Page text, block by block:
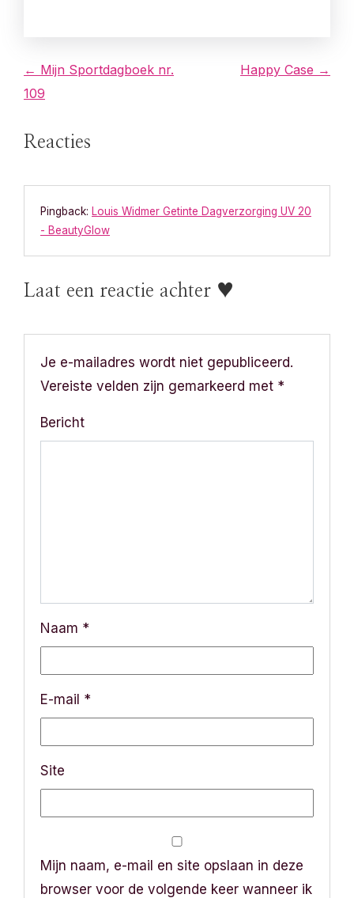
B
e
r
t
← Mijn Sportdagboek nr.
109
Happy Case →
Reacties
Pingback: Louis Widmer Getinte Dagverzorging UV 20
- BeautyGlow
Laat een reactie achter ♥
Je e-mailadres wordt niet gepubliceerd.
Vereiste velden zijn gemarkeerd met *
Bericht
Naam *
E-mail *
Site
Mijn naam, e-mail en site opslaan in deze
browser voor de volgende keer wanneer ik